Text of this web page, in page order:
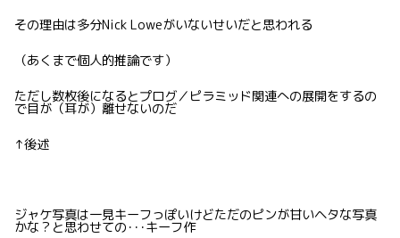
その理由は多分Nick Loweがいないせいだと思われる
（あくまで個人的推論です）
ただし数枚後になるとプログ／ピラミッド関連への展開をするの
で目が（耳が）離せないのだ
↑後述
ジャケ写真は一見キーフっぽいけどただのピンが甘いヘタな写真
かな？と思わせての･･･キーフ作